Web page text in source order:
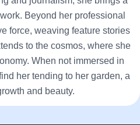
Beyond her professional
force, weaving feature stories
to the cosmos, where she
When not immersed in
her tending to her garden, a
and beauty.